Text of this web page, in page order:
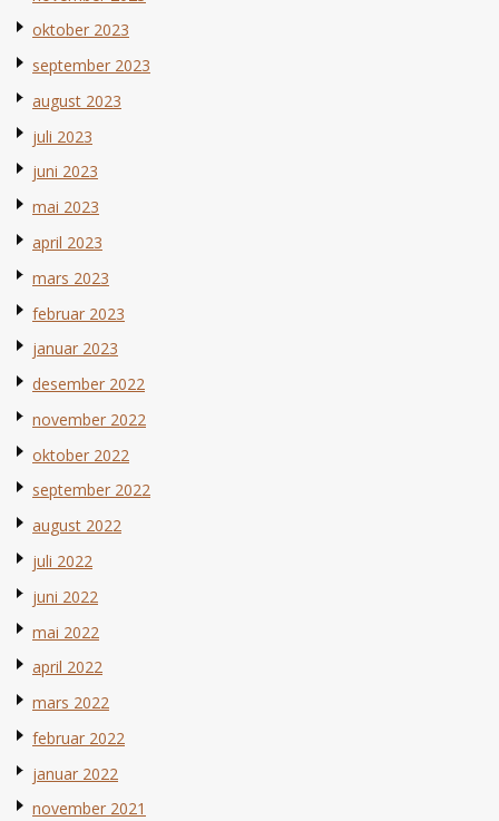
oktober 2023
september 2023
august 2023
juli 2023
juni 2023
mai 2023
april 2023
mars 2023
februar 2023
januar 2023
desember 2022
november 2022
oktober 2022
september 2022
august 2022
juli 2022
juni 2022
mai 2022
april 2022
mars 2022
februar 2022
januar 2022
november 2021